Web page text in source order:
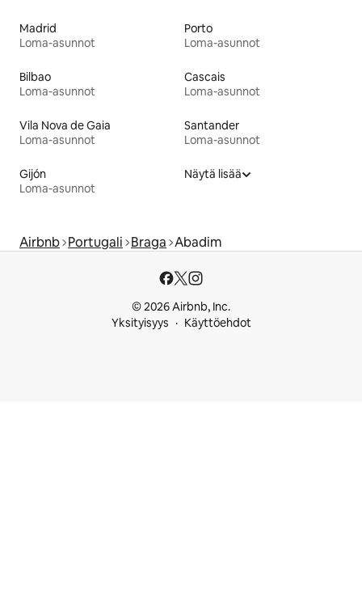
Madrid
Loma-asunnot
Porto
Loma-asunnot
Bilbao
Loma-asunnot
Cascais
Loma-asunnot
Vila Nova de Gaia
Loma-asunnot
Santander
Loma-asunnot
Gijón
Loma-asunnot
Näytä lisää
Airbnb Portugali Braga Abadim
© 2026 Airbnb, Inc.
Yksityisyys
Käyttöehdot